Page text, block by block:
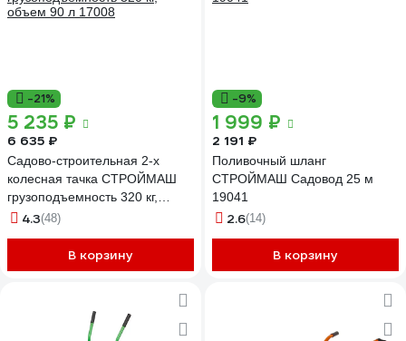
-21%
5 235 ₽
6 635 ₽
Садово-строительная 2-х
колесная тачка СТРОЙМАШ
грузоподъемность 320 кг,
объем 90 л 17008
4.3(48)
В корзину
-9%
1 999 ₽
2 191 ₽
Поливочный шланг
СТРОЙМАШ Садовод 25 м
19041
2.6(14)
В корзину